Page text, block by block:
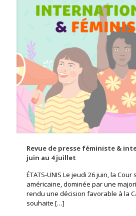
Revue de presse féministe &
juin au 4 juillet
ÉTATS-UNIS Le jeudi 26 juin, la Cour
américaine, dominée par une
rendu une décision favorable à la
souhaite […]